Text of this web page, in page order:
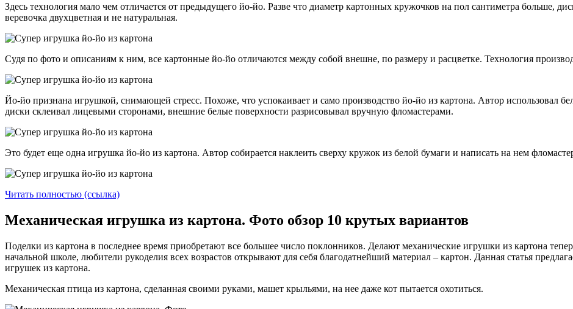
Здесь технология мало чем отличается от предыдущего йо-йо. Разве что диаметр картонных кружочков на пол сантиметра больше,
веревочка двухцветная и не натуральная.
Судя по фото и описаниям к ним, все картонные йо-йо отличаются между собой внешне, по размеру и расцветке. Технология
Йо-йо признана игрушкой, снимающей стресс. Похоже, что успокаивает и само производство йо-йо из картона. Автор использовал
диски склеивал лицевыми сторонами, внешние белые поверхности разрисовывал вручную фломастерами.
Это будет еще одна игрушка йо-йо из картона. Автор собирается наклеить сверху кружок из белой бумаги и написать на нем
Читать полностью (ссылка)
Механическая игрушка из картона. Фото обзор 10 крутых вариантов
Поделки из картона в последнее время приобретают все большее число поклонников. Делают механические игрушки из картона
начальной школе, любители рукоделия всех возрастов открывают для себя благодатнейший материал – картон. Данная статья
игрушек из картона.
Механическая птица из картона, сделанная своими руками, машет крыльями, на нее даже кот пытается охотиться.